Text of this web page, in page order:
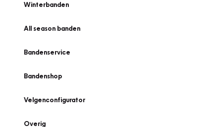
Winterbanden
All season banden
Bandenservice
Bandenshop
Velgenconfigurator
Overig